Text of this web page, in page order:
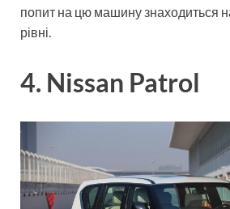
попит на цю машину знаходиться
рівні.
4. Nissan Patrol